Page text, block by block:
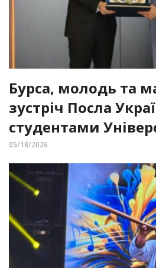
Бурса, молодь та
зустріч Посла
студентами
05/18/2026